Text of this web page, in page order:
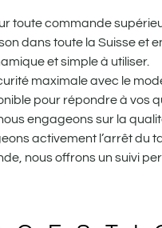
toute commande
dans toute la Suisse et
et simple à utiliser.
maximale avec le
pour répondre à vos
engageons sur la
activement l’arrêt du
nous offrons un suivi